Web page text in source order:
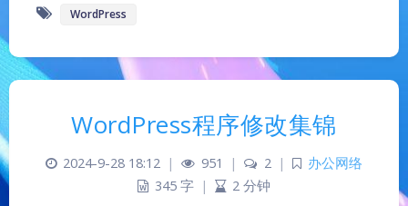
WordPress
WordPress程序修改集锦
2024-9-28 18:12 | 951 | 2 |
办公网络
345 字 | 2 分钟